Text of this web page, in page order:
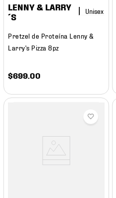
LENNY & LARRY
´S
Pretzel de Proteína Lenny &
Larry's Pizza 8pz
$699 .00